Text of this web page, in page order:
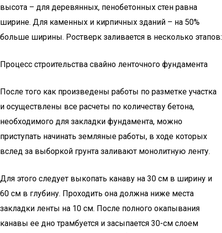
высота – для деревянных, пенобетонных стен равна
ширине. Для каменных и кирпичных зданий – на 50%
больше ширины. Ростверк заливается в несколько этапов:
Процесс строительства свайно ленточного фундамента
После того как произведены работы по разметке участка
и осуществлены все расчеты по количеству бетона,
необходимого для закладки фундамента, можно
приступать начинать земляные работы, в ходе которых
вслед за выборкой грунта заливают монолитную ленту.
Для этого следует выкопать канаву на 30 см в ширину и
60 см в глубину. Проходить она должна ниже места
закладки ленты на 10 см. После полного окапывания
канавы ее дно трамбуется и засыпается 30-см слоем